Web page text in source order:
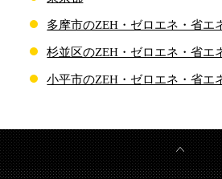
多摩市のZEH・ゼロエネ・省エ
杉並区のZEH・ゼロエネ・省エ
小平市のZEH・ゼロエネ・省エ